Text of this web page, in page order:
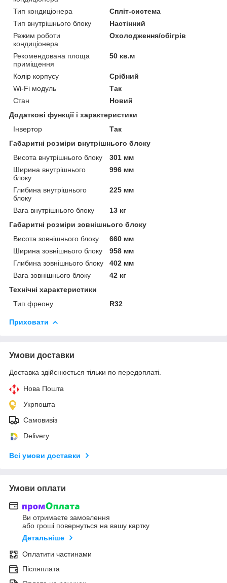
Тип кондиціонера
Спліт-система
Тип внутрішнього блоку
Настінний
Режим роботи
кондиціонера
Охолодження/обігрів
Рекомендована площа
приміщення
50 кв.м
Колір корпусу
Срібний
Wi-Fi модуль
Так
Стан
Новий
Додаткові функції і характеристики
Інвертор
Так
Габаритні розміри внутрішнього блоку
Висота внутрішнього блоку
301 мм
Ширина внутрішнього
блоку
996 мм
Глибина внутрішнього
блоку
225 мм
Вага внутрішнього блоку
13 кг
Габаритні розміри зовнішнього блоку
Висота зовнішнього блоку
660 мм
Ширина зовнішнього блоку
958 мм
Глибина зовнішнього блоку
402 мм
Вага зовнішнього блоку
42 кг
Технічні характеристики
Тип фреону
R32
Приховати
Умови доставки
Доставка здійснюється тільки по передоплаті.
Нова Пошта
Укрпошта
Самовивіз
Delivery
Всі умови доставки
Умови оплати
Ви отримаєте замовлення
або гроші повернуться на вашу картку
Детальніше
Оплатити частинами
Післяплата